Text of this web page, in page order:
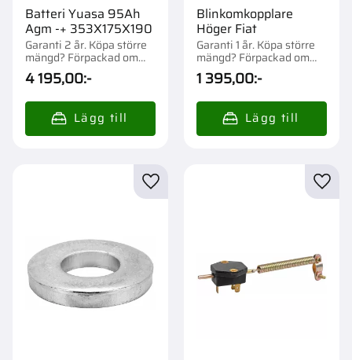
Batteri Yuasa 95Ah
Agm -+ 353X175X190
Garanti 2 år. Köpa större
mängd? Förpackad om
1/36 st.
4 195,00:-
Blinkomkopplare
Höger Fiat
Garanti 1 år. Köpa större
mängd? Förpackad om
1/50 st.
1 395,00:-
Lägg till i favoriter